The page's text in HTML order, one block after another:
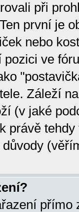
při
první je
nebo
ve
Záleží
(v jaké
právě
přímo